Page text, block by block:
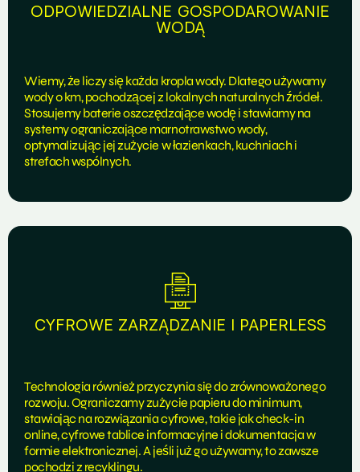
ODPOWIEDZIALNE GOSPODAROWANIE
WODĄ
Wiemy, że liczy się każda kropla wody. Dlatego używamy
wody 0 km, pochodzącej z lokalnych naturalnych źródeł.
Stosujemy baterie oszczędzające wodę i stawiamy na
systemy ograniczające marnotrawstwo wody,
optymalizując jej zużycie w łazienkach, kuchniach i
strefach wspólnych.
CYFROWE ZARZĄDZANIE I PAPERLESS
Technologia również przyczynia się do zrównoważonego
rozwoju. Ograniczamy zużycie papieru do minimum,
stawiając na rozwiązania cyfrowe, takie jak check-in
online, cyfrowe tablice informacyjne i dokumentacja w
formie elektronicznej. A jeśli już go używamy, to zawsze
pochodzi z recyklingu.